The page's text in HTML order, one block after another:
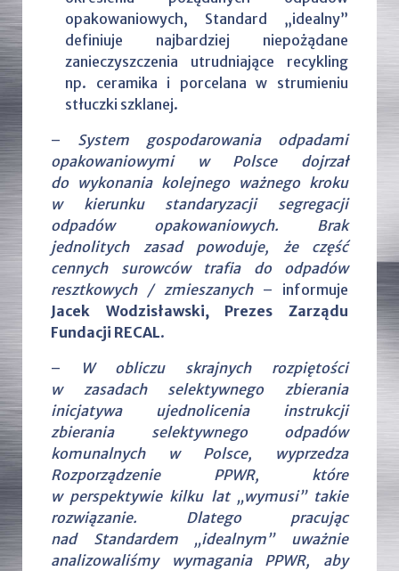
opakowaniowych, Standard „idealny”
definiuje najbardziej niepożądane
zanieczyszczenia utrudniające recykling
np. ceramika i porcelana w strumieniu
stłuczki szklanej.
– System gospodarowania odpadami
opakowaniowymi w Polsce dojrzał
do wykonania kolejnego ważnego kroku
w kierunku standaryzacji segregacji
odpadów opakowaniowych. Brak
jednolitych zasad powoduje, że część
cennych surowców trafia do odpadów
resztkowych / zmieszanych – informuje
Jacek Wodzisławski, Prezes Zarządu
Fundacji RECAL.
–
W obliczu skrajnych rozpiętości
w zasadach selektywnego zbierania
inicjatywa ujednolicenia instrukcji
zbierania selektywnego odpadów
komunalnych w Polsce, wyprzedza
Rozporządzenie PPWR, które
w perspektywie kilku lat „wymusi” takie
rozwiązanie. Dlatego pracując
nad Standardem „idealnym” uważnie
analizowaliśmy wymagania PPWR, aby